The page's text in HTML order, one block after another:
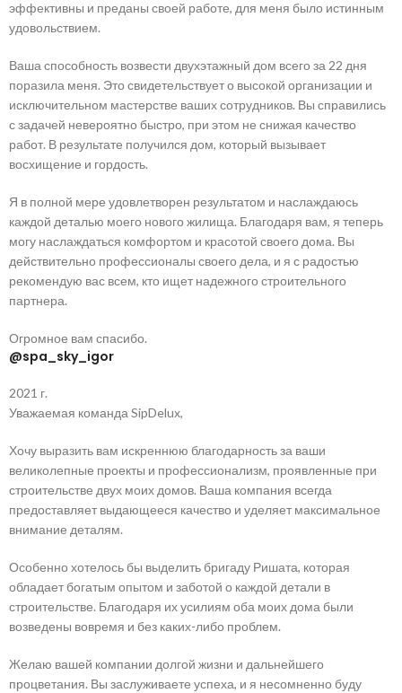
эффективны и преданы своей работе, для меня было истинным
удовольствием.
Ваша способность возвести двухэтажный дом всего за 22 дня
поразила меня. Это свидетельствует о высокой организации и
исключительном мастерстве ваших сотрудников. Вы справились
с задачей невероятно быстро, при этом не снижая качество
работ. В результате получился дом, который вызывает
восхищение и гордость.
Я в полной мере удовлетворен результатом и наслаждаюсь
каждой деталью моего нового жилища. Благодаря вам, я теперь
могу наслаждаться комфортом и красотой своего дома. Вы
действительно профессионалы своего дела, и я с радостью
рекомендую вас всем, кто ищет надежного строительного
партнера.
Огромное вам спасибо.
@spa_sky_igor
2021 г.
Уважаемая команда SipDelux,
Хочу выразить вам искреннюю благодарность за ваши
великолепные проекты и профессионализм, проявленные при
строительстве двух моих домов. Ваша компания всегда
предоставляет выдающееся качество и уделяет максимальное
внимание деталям.
Особенно хотелось бы выделить бригаду Ришата, которая
обладает богатым опытом и заботой о каждой детали в
строительстве. Благодаря их усилиям оба моих дома были
возведены вовремя и без каких-либо проблем.
Желаю вашей компании долгой жизни и дальнейшего
процветания. Вы заслуживаете успеха, и я несомненно буду